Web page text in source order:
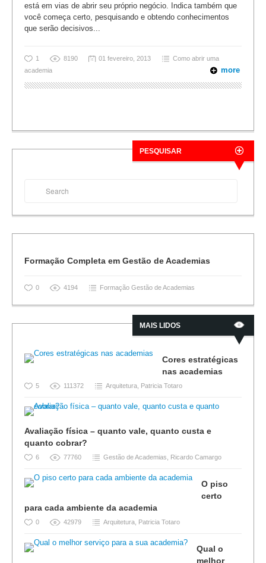
está em vias de abrir seu próprio negócio. Indica também que
você começa certo, pesquisando e obtendo conhecimentos
que serão decisivos...
1 8190 01 fevereiro, 2013
Como abrir uma
academia
more
PESQUISAR
Formação Completa em Gestão de Academias
0 4194 Formação Gestão de Academias
MAIS LIDOS
Cores estratégicas
nas academias
5 111372 Arquitetura Patricia Totaro
Avaliação física – quanto vale, quanto custa e
quanto cobrar?
6 77760 Gestão de Academias Ricardo Camargo
O piso
certo
para cada ambiente da academia
0 42979 Arquitetura Patricia Totaro
Qual o
melhor